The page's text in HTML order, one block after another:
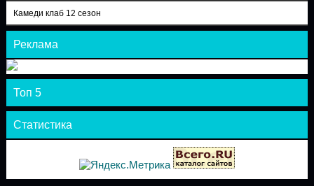
Камеди клаб 12 сезон
Реклама
Топ 5
Статистика